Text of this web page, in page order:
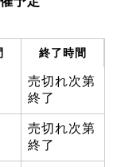
終了時間
売切れ次第
終了
売切れ次第
終了